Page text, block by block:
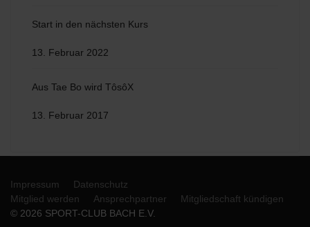
Start in den nächsten Kurs
13. Februar 2022
Aus Tae Bo wird TôsôX
13. Februar 2017
Impressum
Datenschutz
Mitglied werden
Ansprechpartner
Mitgliedschaft kündigen
© 2026 SPORT-CLUB BACH E.V.